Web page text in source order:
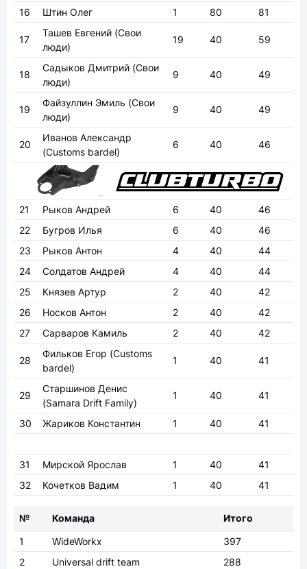
16
Штин Олег 1 80 81
17
Ташев Евгений (Свои
люди)
19 40 59
18
Садыков Дмитрий (Свои
люди)
9 40 49
19
Файзуллин Эмиль (Свои
люди)
9 40 49
20
Иванов Александр
(Customs bardel)
6 40 46
21 Рыков Андрей 6 40
46
22
Бугров Илья 6 40
46
23
Рыков Антон 4 40
44
24
Солдатов Андрей 4 40
44
25
Князев Артур 2 40
42
26
Носков Антон 2 40
42
27
Сарваров Камиль 2 40 42
28
Фильков Егор (Customs
bardel)
1 40 41
29
Старшинов Денис
(Samara Drift Family)
1 40 41
30 Жариков Константин 1 40 41
31 Мирской Ярослав 1 40
41
32
Кочетков Вадим 1 40 41
№ Команда
Итого
1
WideWorkx
397
2
Universal drift team
288